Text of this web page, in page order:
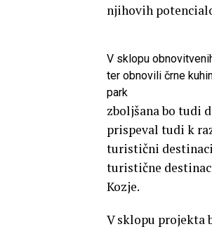
njihovih
V sklopu
ter obnovili črne
park
zboljšana bo tudi
prispeval tudi k
turistični
turistične
Kozje.
V sklopu projekta